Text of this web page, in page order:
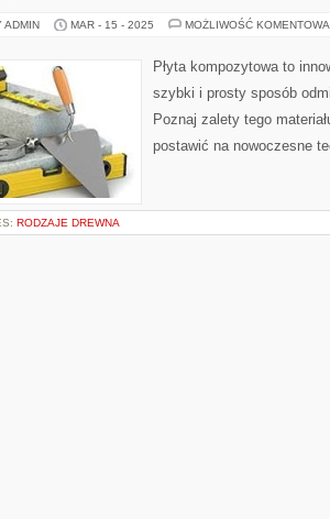
ADMIN MAR - 15 - 2025 MOŻLIWOŚĆ
Płyta kompozytowa to
szybki i prosty sposób
Poznaj zalety tego
postawić na nowoczesne
RODZAJE DREWNA